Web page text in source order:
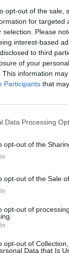
opt-out of the sale,
for targeted
selection. Please
interest-based
to third
of your
This information
Participants that
Data Processing
opt-out of the
opt-out of the Sale
opt-out of
opt-out of
Data that Is
per
positive,
della pelle.
cute, nonché
adatta